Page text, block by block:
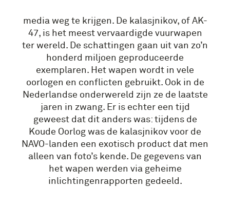
media weg te krijgen. De kalasjnikov, of AK-
47, is het meest vervaardigde vuurwapen
ter wereld. De schattingen gaan uit van zo’n
honderd miljoen geproduceerde
exemplaren. Het wapen wordt in vele
oorlogen en conflicten gebruikt. Ook in de
Nederlandse onderwereld zijn ze de laatste
jaren in zwang. Er is echter een tijd
geweest dat dit anders was: tijdens de
Koude Oorlog was de kalasjnikov voor de
NAVO-landen een exotisch product dat men
alleen van foto’s kende. De gegevens van
het wapen werden via geheime
inlichtingenrapporten gedeeld.